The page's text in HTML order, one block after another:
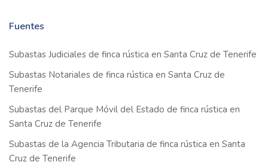
Fuentes
Subastas Judiciales de finca rústica en Santa Cruz de Tenerife
Subastas Notariales de finca rústica en Santa Cruz de
Tenerife
Subastas del Parque Móvil del Estado de finca rústica en
Santa Cruz de Tenerife
Subastas de la Agencia Tributaria de finca rústica en Santa
Cruz de Tenerife